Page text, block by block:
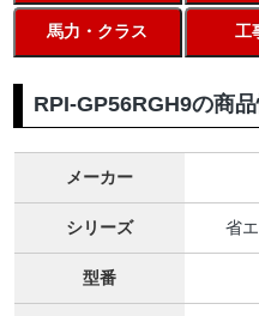
馬力・クラス 工
RPI-GP56RGH9の商
メーカー
シリーズ 省
型番